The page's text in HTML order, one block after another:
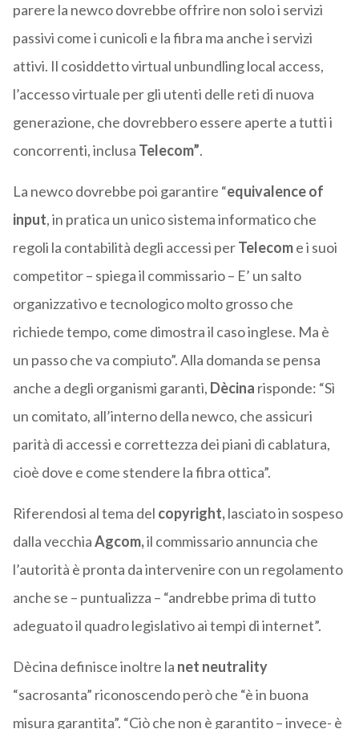
parere la newco dovrebbe offrire non solo i servizi
passivi come i cunicoli e la fibra ma anche i servizi
attivi. Il cosiddetto virtual unbundling local access,
l’accesso virtuale per gli utenti delle reti di nuova
generazione, che dovrebbero essere aperte a tutti i
concorrenti, inclusa Telecom”.
La newco dovrebbe poi garantire “equivalence of
input, in pratica un unico sistema informatico che
regoli la contabilità degli accessi perTelecome i suoi
competitor – spiega il commissario – E’ un salto
organizzativo e tecnologico molto grosso che
richiede tempo, come dimostra il caso inglese. Ma è
un passo che va compiuto”. Alla domanda se pensa
anche a degli organismi garanti, Dècina risponde: “Sì
un comitato, all’interno della newco, che assicuri
parità di accessi e correttezza dei piani di cablatura,
cioè dove e come stendere la fibra ottica”.
Riferendosi al tema del copyright,lasciato in sospeso
dalla vecchiaAgcom,il commissario annuncia che
l’autorità è pronta da intervenire con un regolamento
anche se – puntualizza – “andrebbe prima di tutto
adeguato il quadro legislativo ai tempi di internet”.
Dècina definisce inoltre la net neutrality
“sacrosanta” riconoscendo però che “è in buona
misura garantita”. “Ciò che non è garantito – invece- è